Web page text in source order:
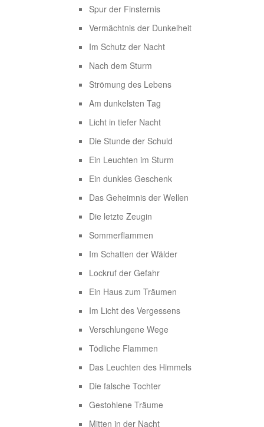
Spur der Finsternis
Vermächtnis der Dunkelheit
Im Schutz der Nacht
Nach dem Sturm
Strömung des Lebens
Am dunkelsten Tag
Licht in tiefer Nacht
Die Stunde der Schuld
Ein Leuchten im Sturm
Ein dunkles Geschenk
Das Geheimnis der Wellen
Die letzte Zeugin
Sommerflammen
Im Schatten der Wälder
Lockruf der Gefahr
Ein Haus zum Träumen
Im Licht des Vergessens
Verschlungene Wege
Tödliche Flammen
Das Leuchten des Himmels
Die falsche Tochter
Gestohlene Träume
Mitten in der Nacht